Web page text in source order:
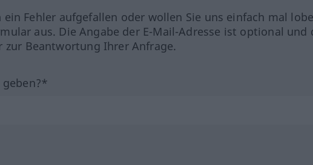
Fehler aufgefallen oder wollen Sie uns einfach mal
aus. Die Angabe der E-Mail-Adresse ist optional und
Beantwortung Ihrer Anfrage.
geben?*